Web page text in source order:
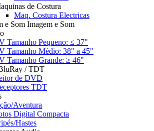
de Costura
Maq. Costura Electricas
Imagem e Som
Tamanho Pequeno: ≤ 37"
Tamanho Médio: 38" a 45"
Tamanho Grande: ≥ 46"
/ TDT
de DVD
TDT
Aventura
Digital Compacta
Hastes